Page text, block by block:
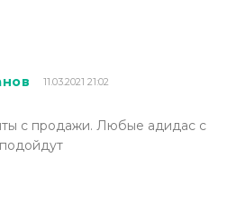
11.03.2021 21:02
с продажи. Любые адидас с